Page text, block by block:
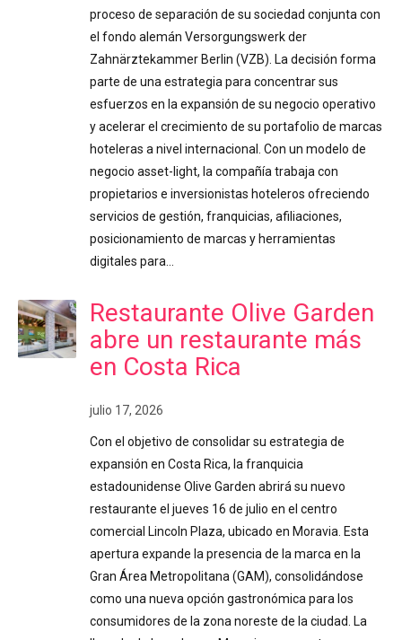
proceso de separación de su sociedad conjunta con
el fondo alemán Versorgungswerk der
Zahnärztekammer Berlin (VZB). La decisión forma
parte de una estrategia para concentrar sus
esfuerzos en la expansión de su negocio operativo
y acelerar el crecimiento de su portafolio de marcas
hoteleras a nivel internacional. Con un modelo de
negocio asset-light, la compañía trabaja con
propietarios e inversionistas hoteleros ofreciendo
servicios de gestión, franquicias, afiliaciones,
posicionamiento de marcas y herramientas
digitales para…
Restaurante Olive Garden
abre un restaurante más
en Costa Rica
julio 17, 2026
Con el objetivo de consolidar su estrategia de
expansión en Costa Rica, la franquicia
estadounidense Olive Garden abrirá su nuevo
restaurante el jueves 16 de julio en el centro
comercial Lincoln Plaza, ubicado en Moravia. Esta
apertura expande la presencia de la marca en la
Gran Área Metropolitana (GAM), consolidándose
como una nueva opción gastronómica para los
consumidores de la zona noreste de la ciudad. La